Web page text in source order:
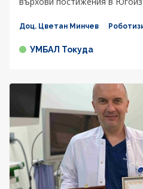
Доц. Цветан Минчев
УМБАЛ Токуда